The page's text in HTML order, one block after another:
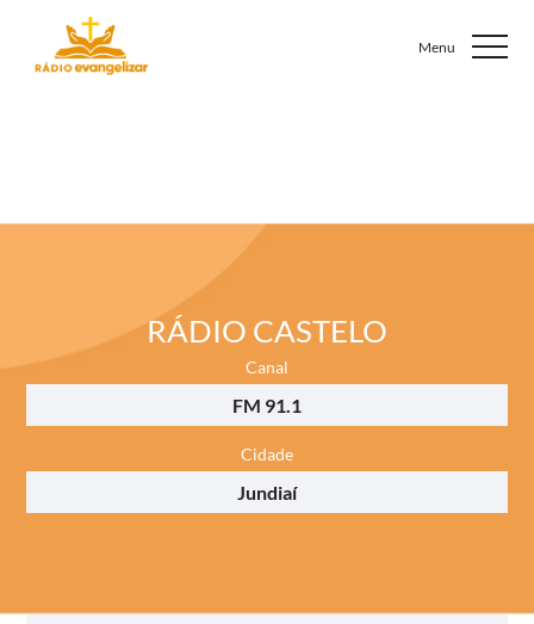
RÁDIO CASTELO
Canal
FM 91.1
Cidade
Jundiaí